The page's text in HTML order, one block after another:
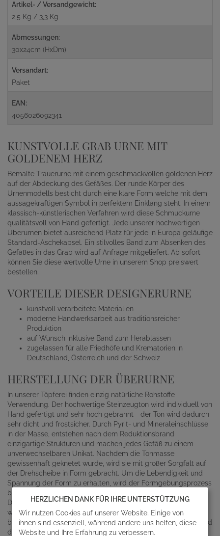
Artikel- / Versandgewicht:
2,5 Kg / 3,3 Kg
Abmessungen:
30x24cm (HxDm)
Versandart:
Paket
EAN:
4056026092341
KUNSTVOLLE GRAB URNE MIT
GOLDENEM HERZ
Bemalte Trauerurne mit einem geschmackvollen goldenen Herz
auf der Abdeckung des Gefäßes. Der runde Körper des
Urnenmodells besticht durch eine klare Form welche mit dem
aussagekräftigen Symbol in perfektem Einklang steht. In einem
klassisch-künstlerischen Verfahren wird diese Schmuckurne
qualitätsvoll von Hand gefertigt. Jede unserer hochwertigen
Überurnen bietet ausreichend Platz für jede in Europa geläufige
Standard-Aschekapsel. Ein stilvolles Band zum Absenken des
Gefäßes in das Grab wird auf Anfrage mitgeliefert. Ab sofort
können Sie diese wertvolle Urne in unserem Shop preiswert
bestellen.
VORTEILE DIESER DESIGNERURNE
kunstvoll verarbeitete Materialien
moderne Handwerksarbeit aus traditionsreicher
Produktion
auf Wunsch inklusive Band zum Herablassen
zugelassen für alle Friedhöfe und Krematorien in
Deutschland, Österreich und der Schweiz
HERSTELLUNG DER ÜBERURNE
In unserer Töpferei finden einzig natürliche Rohstoffe
Verwendung. Der hochwertige Steinzeugton wird individuell von
Hand gefertigt und sehr hoch gebrannt - der Ton wird dadurch
sehr dicht und frostsicher. Durch Pyrit- und Mineraleinschlüsse
in der Masse, entstehen nach dem Reduktionsbrand
einzigartige Strukturen und machen jedes Gefäß zu einem
unverwechselbaren Unikat. Nachdem die Tonmasse
gewissenhaft geknetet wurde, wird sie mit großer Sorgfalt auf
der Drehscheibe in Form gebracht. Um die Lebendigkeit und
Spannung der Form zu erhalten, wird der Formgebungsprozess
beim Drehen abgeschlossen. Sobald auch der passende
Deckel samt dem stilvollen großen Herz modelliert wurde,
werden die Stücke langsam getrocknet und mehrere Stunden
bei 1000 Grad gebrannt. Ist die Urne schließlich abgekühlt, wird
das Herz von Hand mit einer goldenen Farblasur verziert und
HERZLICHEN DANK FÜR IHRE UNTERSTÜTZUNG
Wir nutzen Cookies auf unserer Website. Einige von
ihnen sind essenziell, während andere uns helfen, diese
Website und Ihre Erfahrung zu verbessern.